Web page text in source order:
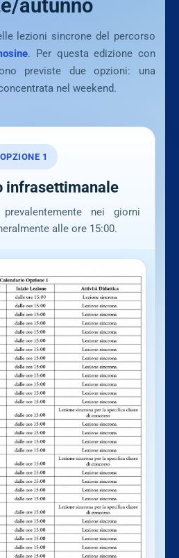
autunno
lezioni sincrone del percorso
. Per questa edizione con
previste due opzioni: una
nel weekend.
OPZIONE 1
infrasettimanale
nei giorni
alle ore 15:00.